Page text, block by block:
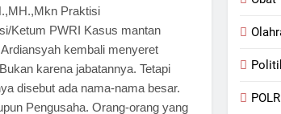
Praktisi
Ketum PWRI Kasus mantan
kembali menyeret
karena jabatannya. Tetapi
disebut ada nama-nama besar.
Pengusaha. Orang-orang yang